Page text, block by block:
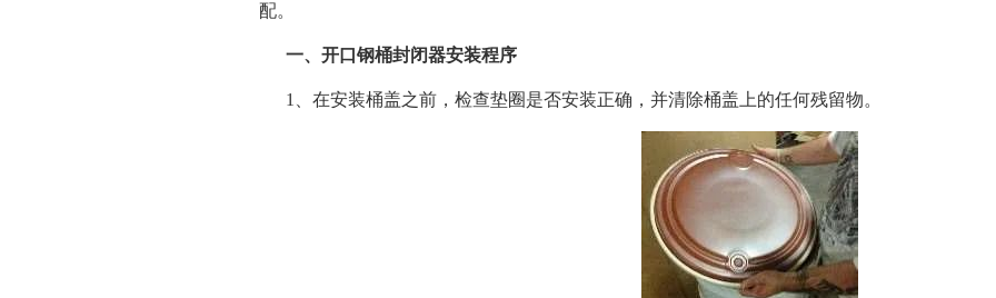
配。
一、开口钢桶封闭器安装程序
1、在安装桶盖之前，检查垫圈是否安装正确，并清除桶盖上的任何残留物。